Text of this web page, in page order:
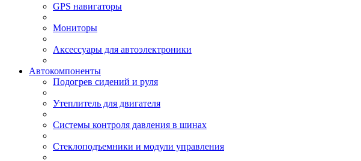
GPS навигаторы
Мониторы
Аксессуары для автоэлектроники
Автокомпоненты
Подогрев сидений и руля
Утеплитель для двигателя
Системы контроля давления в шинах
Стеклоподъемники и модули управления